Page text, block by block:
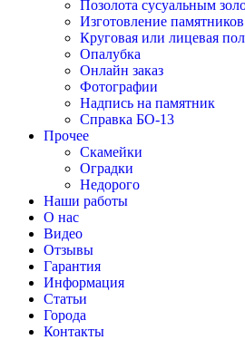
Позолота сусуальным
Изготовление памятников
Круговая или лицевая
Опалубка
Онлайн заказ
Фотографии
Надпись на памятник
Справка БО-13
Прочее
Скамейки
Оградки
Недорого
Наши работы
О нас
Видео
Отзывы
Гарантия
Информация
Статьи
Города
Контакты